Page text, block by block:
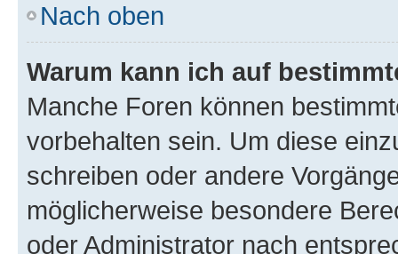
Nach oben
Warum kann ich auf
Manche Foren können
vorbehalten sein. Um diese
schreiben oder andere
möglicherweise besondere
oder Administrator nach